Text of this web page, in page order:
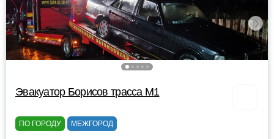
Эвакуатор Борисов трасса М1
ПО ГОРОДУ МЕЖГОРОД